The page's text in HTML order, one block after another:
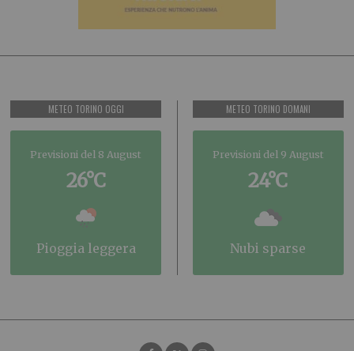
METEO TORINO OGGI
Previsioni del 8 August
26°C
pioggia leggera
METEO TORINO DOMANI
Previsioni del 9 August
24°C
nubi sparse